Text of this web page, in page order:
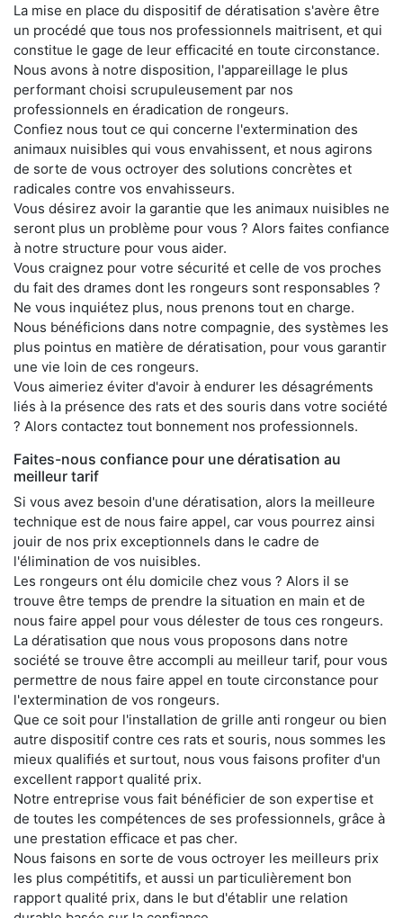
La mise en place du dispositif de dératisation s'avère être
un procédé que tous nos professionnels maitrisent, et qui
constitue le gage de leur efficacité en toute circonstance.
Nous avons à notre disposition, l'appareillage le plus
performant choisi scrupuleusement par nos
professionnels en éradication de rongeurs.
Confiez nous tout ce qui concerne l'extermination des
animaux nuisibles qui vous envahissent, et nous agirons
de sorte de vous octroyer des solutions concrètes et
radicales contre vos envahisseurs.
Vous désirez avoir la garantie que les animaux nuisibles ne
seront plus un problème pour vous ? Alors faites confiance
à notre structure pour vous aider.
Vous craignez pour votre sécurité et celle de vos proches
du fait des drames dont les rongeurs sont responsables ?
Ne vous inquiétez plus, nous prenons tout en charge.
Nous bénéficions dans notre compagnie, des systèmes les
plus pointus en matière de dératisation, pour vous garantir
une vie loin de ces rongeurs.
Vous aimeriez éviter d'avoir à endurer les désagréments
liés à la présence des rats et des souris dans votre société
? Alors contactez tout bonnement nos professionnels.
Faites-nous confiance pour une dératisation au
meilleur tarif
Si vous avez besoin d'une dératisation, alors la meilleure
technique est de nous faire appel, car vous pourrez ainsi
jouir de nos prix exceptionnels dans le cadre de
l'élimination de vos nuisibles.
Les rongeurs ont élu domicile chez vous ? Alors il se
trouve être temps de prendre la situation en main et de
nous faire appel pour vous délester de tous ces rongeurs.
La dératisation que nous vous proposons dans notre
société se trouve être accompli au meilleur tarif, pour vous
permettre de nous faire appel en toute circonstance pour
l'extermination de vos rongeurs.
Que ce soit pour l'installation de grille anti rongeur ou bien
autre dispositif contre ces rats et souris, nous sommes les
mieux qualifiés et surtout, nous vous faisons profiter d'un
excellent rapport qualité prix.
Notre entreprise vous fait bénéficier de son expertise et
de toutes les compétences de ses professionnels, grâce à
une prestation efficace et pas cher.
Nous faisons en sorte de vous octroyer les meilleurs prix
les plus compétitifs, et aussi un particulièrement bon
rapport qualité prix, dans le but d'établir une relation